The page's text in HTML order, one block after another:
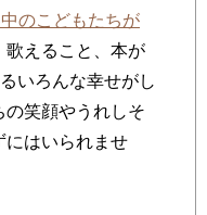
中のこどもたちが
歌えること、本が
いろんな幸せがし
笑顔やうれしそ
にはいられませ